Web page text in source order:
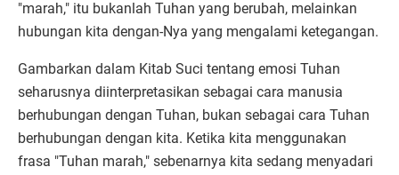
"marah," itu bukanlah Tuhan yang berubah, melainkan
hubungan kita dengan-Nya yang mengalami ketegangan.
Gambarkan dalam Kitab Suci tentang emosi Tuhan
seharusnya diinterpretasikan sebagai cara manusia
berhubungan dengan Tuhan, bukan sebagai cara Tuhan
berhubungan dengan kita. Ketika kita menggunakan
frasa "Tuhan marah," sebenarnya kita sedang menyadari